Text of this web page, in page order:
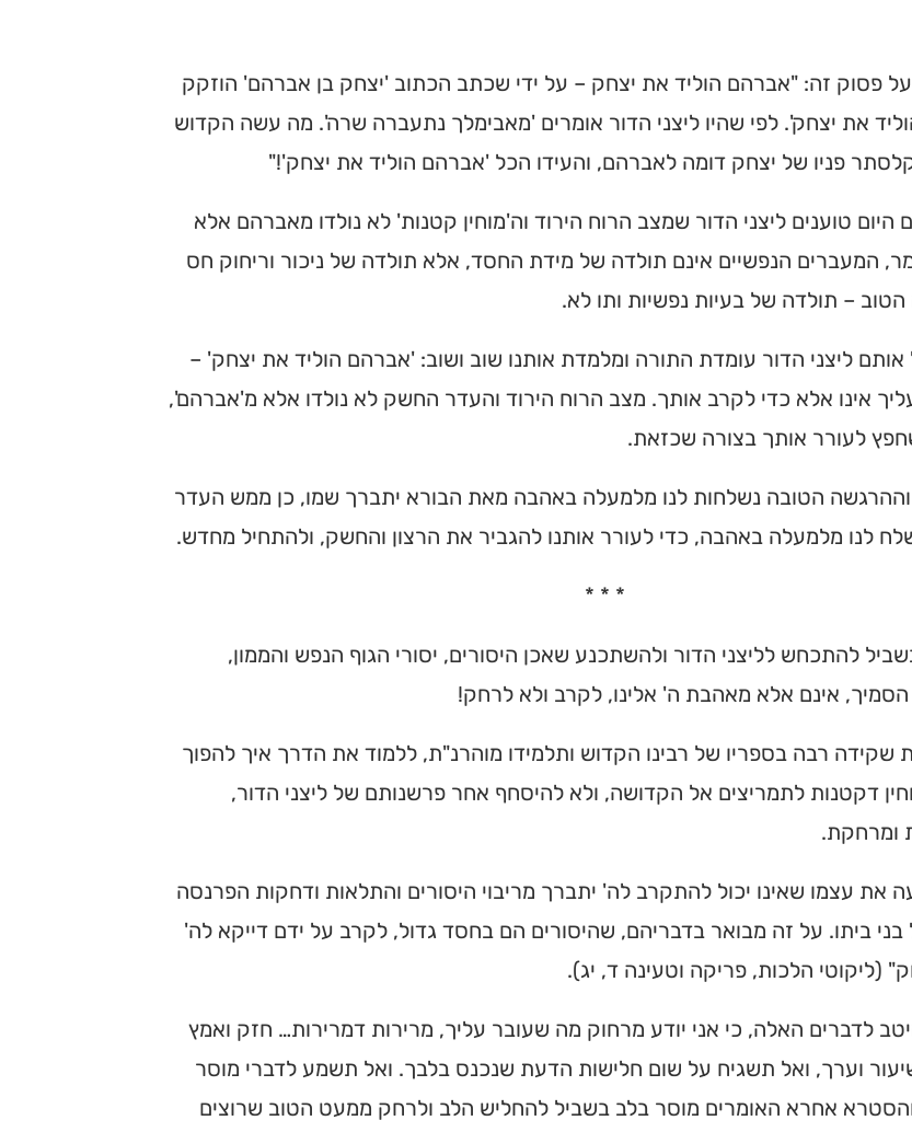
פסוק זה: "אברהם הוליד את יצחק – על ידי שכתב הכתוב 'יצחק בן אברהם' הוזקק
את יצחק'. לפי שהיו ליצני הדור אומרים 'מאבימלך נתעברה שרה'. מה עשה הקדוש
פניו של יצחק דומה לאברהם, והעידו הכל 'אברהם הוליד את יצחק'!"
היום טוענים ליצני הדור שמצב הרוח הירוד וה'מוחין קטנות' לא נולדו מאברהם אלא
המעברים הנפשיים אינם תולדה של מידת החסד, אלא תולדה של ניכור וריחוק חס
– תולדה של בעיות נפשיות ותו לא.
ליצני הדור עומדת התורה ומלמדת אותנו שוב ושוב: 'אברהם הוליד את יצחק' –
אינו אלא כדי לקרב אותך. מצב הרוח הירוד והעדר החשק לא נולדו אלא מ'אברהם',
לעורר אותך בצורה שכזאת.
הטובה נשלחות לנו מלמעלה באהבה מאת הבורא יתברך שמו, כן ממש העדר
לנו מלמעלה באהבה, כדי לעורר אותנו להגביר את הרצון והחשק, ולהתחיל מחדש.
* * *
להתכחש לליצני הדור ולהשתכנע שאכן היסורים, יסורי הגוף הנפש והממון,
הסמיך, אינם אלא מאהבת ה' אלינו, לקרב ולא לרחק!
שקידה רבה בספריו של רבינו הקדוש ותלמידו מוהרנ"ת, ללמוד את הדרך איך להפוך
דקטנות לתמריצים אל הקדושה, ולא להיסחף אחר פרשנותם של ליצני הדור,
ומרחקת.
את עצמו שאינו יכול להתקרב לה' יתברך מריבוי היסורים והתלאות ודחקות הפרנסה
בני ביתו. על זה מבואר בדבריהם, שהיסורים הם בחסד גדול, לקרב על ידם דייקא לה'
(ליקוטי הלכות, פריקה וטעינה ד, יג).
לדברים האלה, כי אני יודע מרחוק מה שעובר עליך, מרירות דמרירות… חזק ואמץ
וערך, ואל תשגיח על שום חלישות הדעת שנכנס בלבך. ואל תשמע לדברי מוסר
אחרא האומרים מוסר בלב בשביל להחליש הלב ולרחק ממעט הטוב שרוצים
או
תפילות, שיעורי
כפתור.